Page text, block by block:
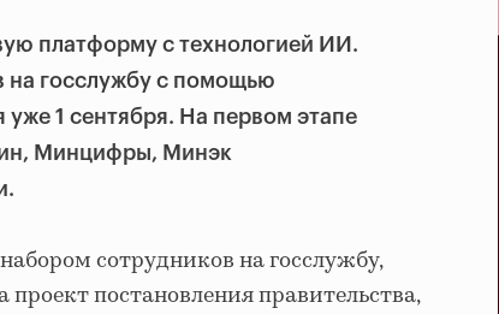
платформу с технологией ИИ.
на госслужбу с помощью
уже 1 сентября. На первом этапе
Минцифры, Минэк
сотрудников на госслужбу,
постановления правительства,